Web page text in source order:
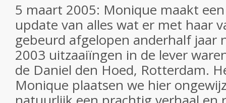
5 maart 2005: Monique maakt
update van alles wat er met haar
gebeurd afgelopen anderhalf jaar
2003 uitzaaiïngen in de lever
de Daniel den Hoed, Rotterdam.
Monique plaatsen we hier